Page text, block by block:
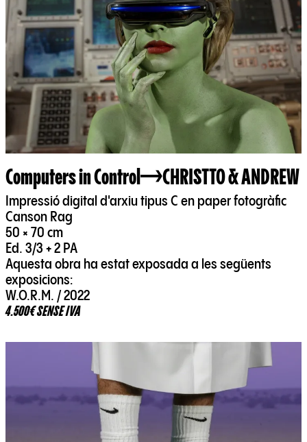
Computers in Control CHRISTTO & ANDREW
Impressió digital d'arxiu tipus C en paper fotogràfic
Canson Rag
50 × 70 cm
Ed. 3/3 + 2 PA
Aquesta obra ha estat exposada a les següents
exposicions:
W.O.R.M. / 2022
4.500€ SENSE IVA